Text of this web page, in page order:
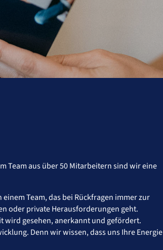
Team aus über 50 Mitarbeitern sind wir eine
Team, das bei Rückfragen immer zur
oder private Herausforderungen geht.
wird gesehen, anerkannt und gefördert.
Denn wir wissen, dass uns Ihre Energie